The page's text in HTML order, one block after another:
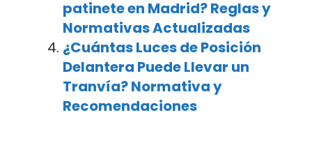
patinete en Madrid? Reglas y
Normativas Actualizadas
¿Cuántas Luces de Posición
Delantera Puede Llevar un
Tranvía? Normativa y
Recomendaciones